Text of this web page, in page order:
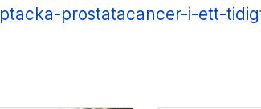
prostatacancer-i-ett-